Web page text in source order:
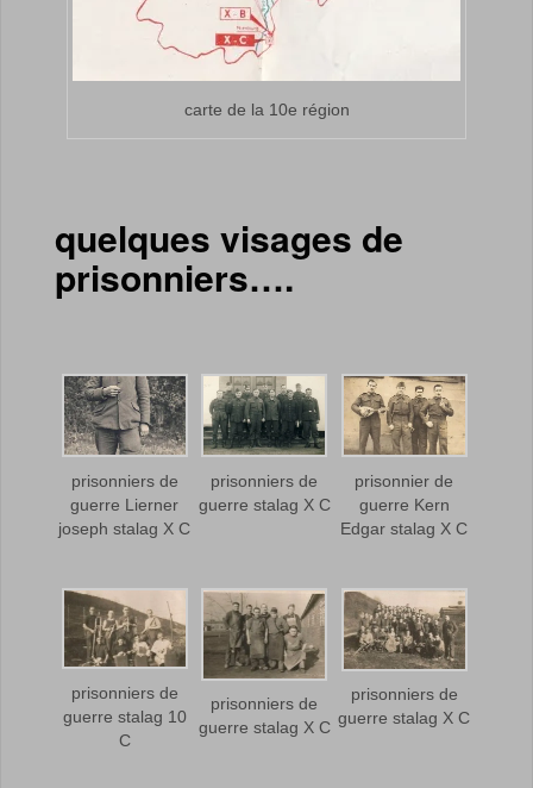
carte de la 10e région
quelques visages de
prisonniers….
prisonniers de
guerre Lierner
joseph stalag X C
prisonniers de
guerre stalag X C
prisonnier de
guerre Kern
Edgar stalag X C
prisonniers de
guerre stalag 10
C
prisonniers de
guerre stalag X C
prisonniers de
guerre stalag X C